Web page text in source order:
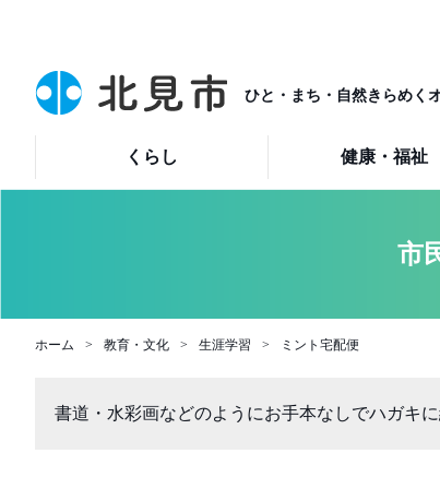
ひと・まち・自然きらめく
くらし 健康・福祉
市
ホーム 教育・文化 生涯学習 ミント宅配便
書道・水彩画などのようにお手本なしでハガキ